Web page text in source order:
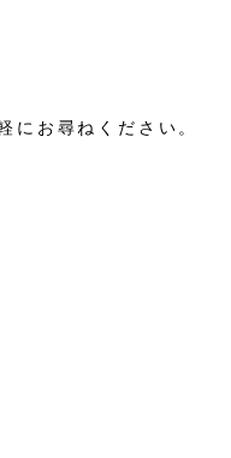
お尋ねください。